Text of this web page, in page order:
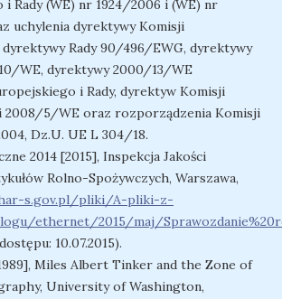
Rady (WE) nr 1924/2006 i (WE) nr
uchylenia dyrektywy Komisji
Rady 90/496/EWG, dyrektywy
WE, dyrektywy 2000/13/WE
i Rady, dyrektyw Komisji
5/WE oraz rozporządzenia Komisji
Dz.U. UE L 304/18.
2014 [2015], Inspekcja Jakości
Rolno-Spożywczych, Warszawa,
s.gov.pl/pliki/A-pliki-z-
ethernet/2015/maj/
10.07.2015).
Miles Albert Tinker and the Zone of
University of Washington,